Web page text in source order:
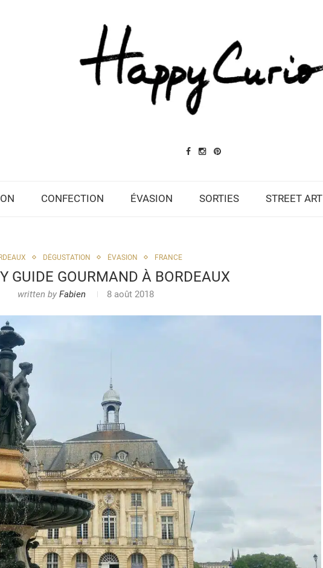
CONFECTION ÉVASION SORTIES STREET ART
DÉGUSTATION ÉVASION FRANCE
GUIDE GOURMAND À BORDEAUX
written by Fabien 8 août 2018